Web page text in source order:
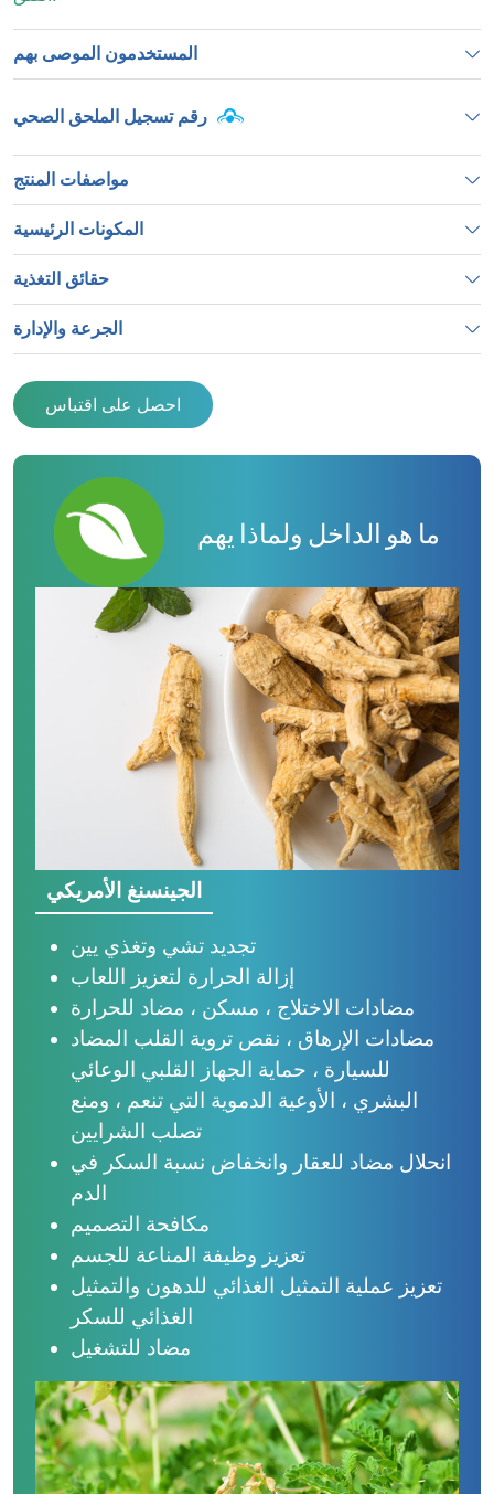
المستخدمون الموصى بهم
رقم تسجيل الملحق الصحي
مواصفات المنتج
المكونات الرئيسية
حقائق التغذية
الجرعة والإدارة
احصل على اقتباس
ما هو الداخل ولماذا يهم
الجينسنغ الأمريكي
تجديد تشي وتغذي يين
إزالة الحرارة لتعزيز اللعاب
مضادات الاختلاج ، مسكن ، مضاد للحرارة
مضادات الإرهاق ، نقص تروية القلب المضاد
للسيارة ، حماية الجهاز القلبي الوعائي
البشري ، الأوعية الدموية التي تنعم ، ومنع
تصلب الشرايين
انحلال مضاد للعقار وانخفاض نسبة السكر في
الدم
مكافحة التصميم
تعزيز وظيفة المناعة للجسم
تعزيز عملية التمثيل الغذائي للدهون والتمثيل
الغذائي للسكر
مضاد للتشغيل